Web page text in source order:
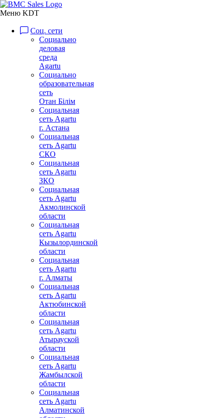
Меню KDT
Соц. сети
Социально
деловая
среда
Agartu
Социально
образовательная
сеть
Отан Бiлiм
Социальная
сеть Agartu
г. Астана
Социальная
сеть Agartu
СКО
Социальная
сеть Agartu
ЗКО
Социальная
сеть Agartu
Акмолинской
области
Социальная
сеть Agartu
Кызылординской
области
Социальная
сеть Agartu
г. Алматы
Социальная
сеть Agartu
Актюбинской
области
Социальная
сеть Agartu
Атырауской
области
Социальная
сеть Agartu
Жамбылской
области
Социальная
сеть Agartu
Алматинской